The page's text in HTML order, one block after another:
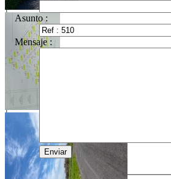
Asunto :
Mensaje :